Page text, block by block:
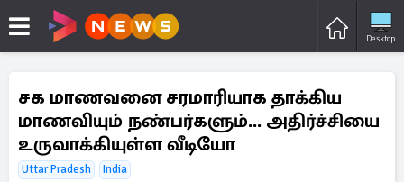
Desktop
சக மாணவனை சரமாரியாக தாக்கிய
மாணவியும் நண்பர்களும்... அதிர்ச்சியை
உருவாக்கியுள்ள வீடியோ
Uttar Pradesh
India